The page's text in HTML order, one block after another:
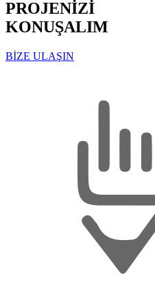
PROJENİZİ
KONUŞALIM
BİZE ULAŞIN